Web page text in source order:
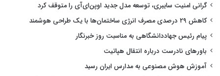
گرانی امنیت سایبری، توسعه مدل جدید اوپن‌ای‌آی را متوقف کرد
کاهش ۲۹ درصدی مصرف انرژی ساختمان‌ها با یک طراحی هوشمند
پیام رئیس جهاددانشگاهی به مناسبت روز خبرنگار
باورهای نادرست درباره انتقال هپاتیت
آموزش هوش مصنوعی به مدارس ایران رسید